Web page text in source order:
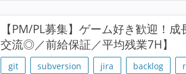
【PM/PL募集】ゲーム好き歓迎！
交流◎／前給保証／平均残業7H】
git subversion jira backlog